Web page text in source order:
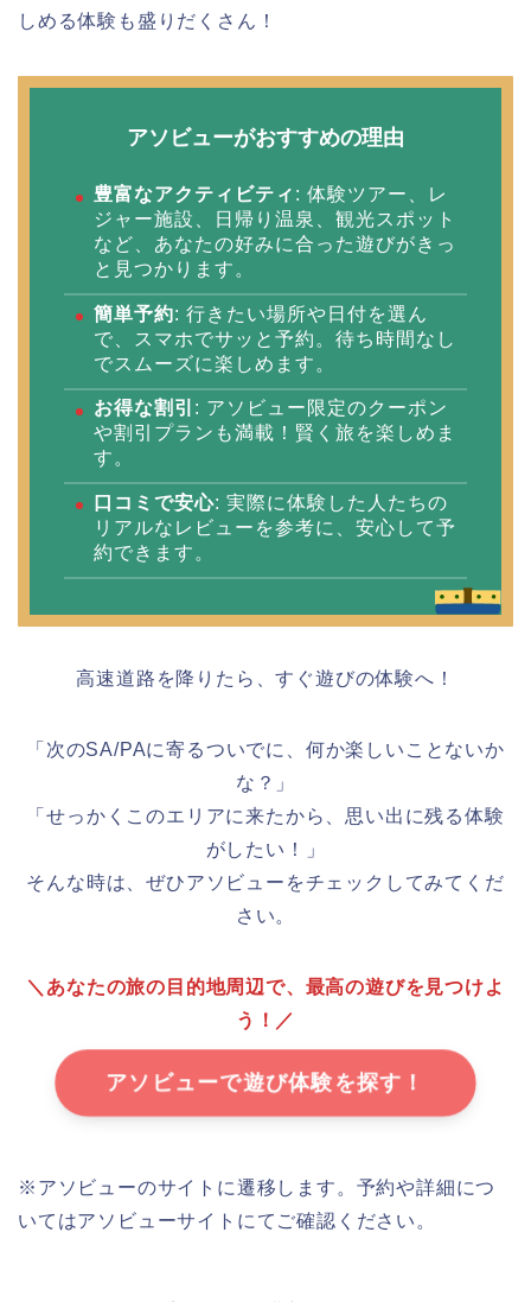
しめる体験も盛りだくさん！
アソビューがおすすめの理由
豊富なアクティビティ : 体験ツアー、レ
ジャー施設、日帰り温泉、観光スポット
など、あなたの好みに合った遊びがきっ
と見つかります。
簡単予約: 行きたい場所や日付を選ん
で、スマホでサッと予約。待ち時間なし
でスムーズに楽しめます。
お得な割引 : アソビュー限定のクーポン
や割引プランも満載！賢く旅を楽しめま
す。
口コミで安心: 実際に体験した人たちの
リアルなレビューを参考に、安心して予
約できます。
高速道路を降りたら、すぐ遊びの体験へ！
「次のSA/PAに寄るついでに、何か楽しいことないか
な？」
「せっかくこのエリアに来たから、思い出に残る体験
がしたい！」
そんな時は、ぜひアソビューをチェックしてみてくだ
さい。
＼あなたの旅の目的地周辺で、最高の遊びを見つけよ
う！／
アソビューで遊び体験を探す！
※アソビューのサイトに遷移します。予約や詳細につ
いてはアソビューサイトにてご確認ください。